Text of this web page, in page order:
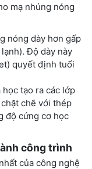
mạ nhúng nóng
nóng dày hơn gấp
Độ dày này
quyết định tuổi
học tạo ra các lớp
chẽ với thép
độ cứng cơ học
công trình
của công nghệ